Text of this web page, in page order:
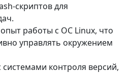
скриптов для
работы с ОС Linux, что
управлять окружением
контроля версий,